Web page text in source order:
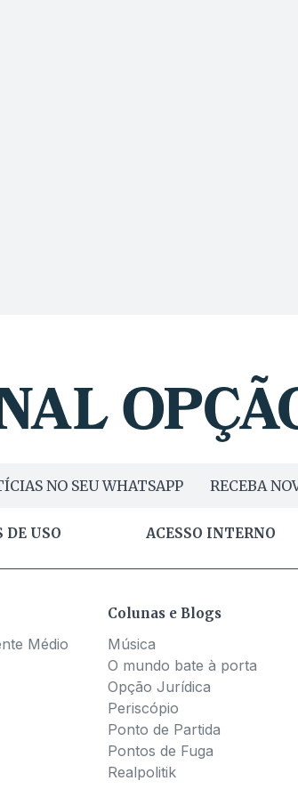
NO SEU WHATSAPP RECEBA
DE USO ACESSO INTERNO
Médio
Colunas e Blogs
Música
O mundo bate à porta
Opção Jurídica
Periscópio
Ponto de Partida
Pontos de Fuga
Realpolitik